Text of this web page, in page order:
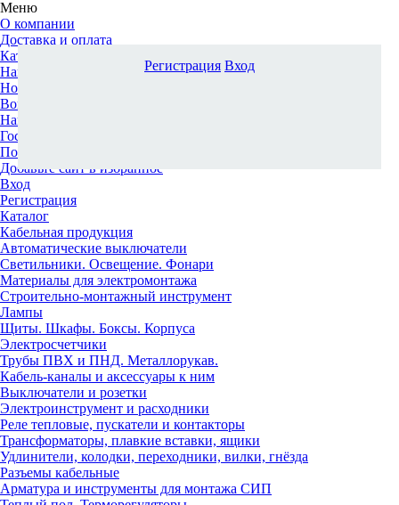
Меню
О компании
Доставка и оплата
Каталог
Наши офисы
Новости и новинки
Вопрос-ответ
Наша команда
Гос. заказчикам
Поставщикам
Добавьте сайт в избранное
Вход
Регистрация
Каталог
Кабельная продукция
Автоматические выключатели
Светильники. Освещение. Фонари
Материалы для электромонтажа
Строительно-монтажный инструмент
Лампы
Щиты. Шкафы. Боксы. Корпуса
Электросчетчики
Трубы ПВХ и ПНД. Металлорукав.
Кабель-каналы и аксессуары к ним
Выключатели и розетки
Электроинструмент и расходники
Реле тепловые, пускатели и контакторы
Трансформаторы, плавкие вставки, ящики
Удлинители, колодки, переходники, вилки, гнёзда
Разъемы кабельные
Арматура и инструменты для монтажа СИП
Регистрация Вход